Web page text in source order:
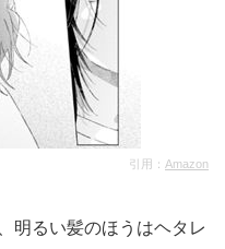
引用： Amazon
明るい髪のほうはヘタレ